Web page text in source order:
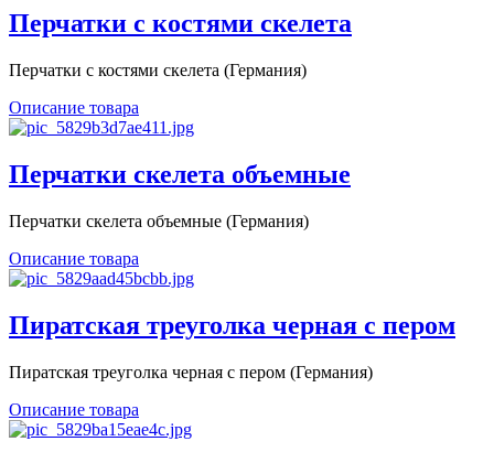
Перчатки с костями скелета
Перчатки с костями скелета (Германия)
Описание товара
Перчатки скелета объемные
Перчатки скелета объемные (Германия)
Описание товара
Пиратская треуголка черная с пером
Пиратская треуголка черная с пером (Германия)
Описание товара